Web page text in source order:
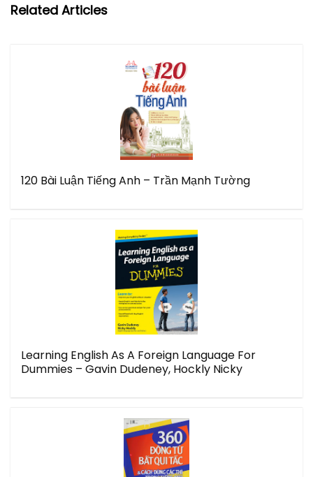
Related Articles
120 Bài Luận Tiếng Anh – Trần Mạnh Tường
Learning English As A Foreign Language For
Dummies – Gavin Dudeney, Hockly Nicky